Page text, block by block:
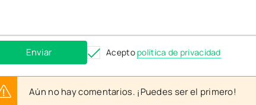
Enviar Acepto política de privacidad
Aún no hay comentarios. ¡Puedes ser el primero!